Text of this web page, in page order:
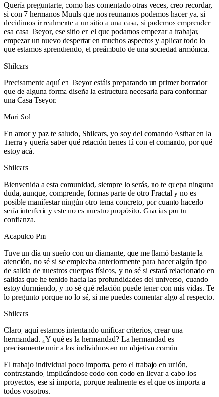
Quería preguntarte, como has comentado otras veces, creo recordar,
si con 7 hermanos Muuls que nos reunamos podemos hacer ya, si
decidimos ir realmente a un sitio a una casa, si podemos emprender
esa casa Tseyor, ese sitio en el que podamos empezar a trabajar,
empezar un nuevo despertar en muchos aspectos y aplicar todo lo
que estamos aprendiendo, el preámbulo de una sociedad armónica.
Shilcars
Precisamente aquí en Tseyor estáis preparando un primer borrador
que de alguna forma diseña la estructura necesaria para conformar
una Casa Tseyor.
Mari Sol
En amor y paz te saludo, Shilcars, yo soy del comando Asthar en la
Tierra y quería saber qué relación tienes tú con el comando, por qué
estoy acá.
Shilcars
Bienvenida a esta comunidad, siempre lo serás, no te quepa ninguna
duda, aunque, comprende, formas parte de otro Fractal y no es
posible manifestar ningún otro tema concreto, por cuanto hacerlo
sería interferir y este no es nuestro propósito. Gracias por tu
confianza.
Acapulco Pm
Tuve un día un sueño con un diamante, que me llamó bastante la
atención, no sé si se empleaba anteriormente para hacer algún tipo
de salida de nuestros cuerpos físicos, y no sé si estará relacionado en
salidas que he tenido hacia las profundidades del universo, cuando
estoy durmiendo, y no sé qué relación puede tener con mis vidas. Te
lo pregunto porque no lo sé, si me puedes comentar algo al respecto.
Shilcars
Claro, aquí estamos intentando unificar criterios, crear una
hermandad. ¿Y qué es la hermandad? La hermandad es
precisamente unir a los individuos en un objetivo común.
El trabajo individual poco importa, pero el trabajo en unión,
contrastando, implicándose codo con codo en llevar a cabo los
proyectos, ese sí importa, porque realmente es el que os importa a
todos vosotros.